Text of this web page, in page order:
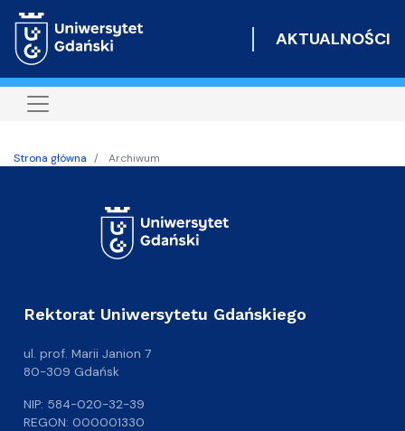
AKTUALNOŚCI
Strona główna Archiwum
Rektorat Uniwersytetu Gdańskiego
ul. prof. Marii Janion 7
80-309 Gdańsk
NIP: 584-020-32-39
REGON: 000001330